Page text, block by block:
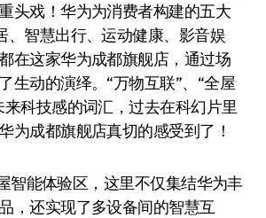
头戏！华为为消费者构建的五大
智慧出行、运动健康、影音娱
在这家华为成都旗舰店，通过场
生动的演绎。“万物互联”、“全屋
来科技感的词汇，过去在科幻片里
为成都旗舰店真切的感受到了！
智能体验区，这里不仅集结华为丰
，还实现了多设备间的智慧互